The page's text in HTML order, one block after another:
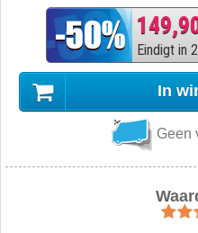
Eindigt in 2
In
Geen